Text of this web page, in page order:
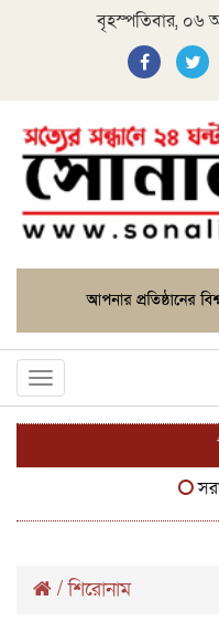
বৃহস্পতিবার, ০৬
Toggle
navigation
/শিরোনাম